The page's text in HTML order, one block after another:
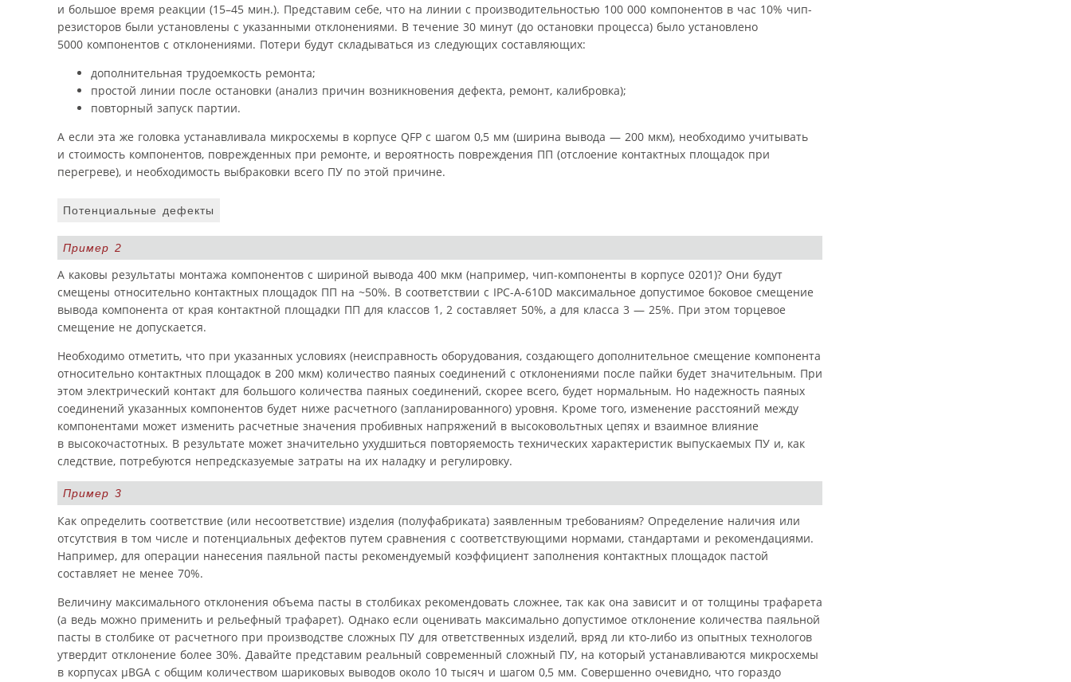
и большое время реакции (15–45 мин.). Представим себе, что на линии с производительностью 100 000 компонентов в час 10% чип-
резисторов были установлены с указанными отклонениями. В течение 30 минут (до остановки процесса) было установлено
5000 компонентов с отклонениями. Потери будут складываться из следующих составляющих:
дополнительная трудоемкость ремонта;
простой линии после остановки (анализ причин возникновения дефекта, ремонт, калибровка);
повторный запуск партии.
А если эта же головка устанавливала микросхемы в корпусе QFP с шагом 0,5 мм (ширина вывода — 200 мкм), необходимо учитывать
и стоимость компонентов, поврежденных при ремонте, и вероятность повреждения ПП (отслоение контактных площадок при
перегреве), и необходимость выбраковки всего ПУ по этой причине.
Потенциальные дефекты
Пример 2
А каковы результаты монтажа компонентов с шириной вывода 400 мкм (например, чип-компоненты в корпусе 0201)? Они будут
смещены относительно контактных площадок ПП на ~50%. В соответствии с IPC-A-610D максимальное допустимое боковое смещение
вывода компонента от края контактной площадки ПП для классов 1, 2 составляет 50%, а для класса 3 — 25%. При этом торцевое
смещение не допускается.
Необходимо отметить, что при указанных условиях (неисправность оборудования, создающего дополнительное смещение компонента
относительно контактных площадок в 200 мкм) количество паяных соединений с отклонениями после пайки будет значительным. При
этом электрический контакт для большого количества паяных соединений, скорее всего, будет нормальным. Но надежность паяных
соединений указанных компонентов будет ниже расчетного (запланированного) уровня. Кроме того, изменение расстояний между
компонентами может изменить расчетные значения пробивных напряжений в высоковольтных цепях и взаимное влияние
в высокочастотных. В результате может значительно ухудшиться повторяемость технических характеристик выпускаемых ПУ и, как
следствие, потребуются непредсказуемые затраты на их наладку и регулировку.
Пример 3
Как определить соответствие (или несоответствие) изделия (полуфабриката) заявленным требованиям? Определение наличия или
отсутствия в том числе и потенциальных дефектов путем сравнения с соответствующими нормами, стандартами и рекомендациями.
Например, для операции нанесения паяльной пасты рекомендуемый коэффициент заполнения контактных площадок пастой
составляет не менее 70%.
Величину максимального отклонения объема пасты в столбиках рекомендовать сложнее, так как она зависит и от толщины трафарета
(а ведь можно применить и рельефный трафарет). Однако если оценивать максимально допустимое отклонение количества паяльной
пасты в столбике от расчетного при производстве сложных ПУ для ответственных изделий, вряд ли кто-либо из опытных технологов
утвердит отклонение более 30%. Давайте представим реальный современный сложный ПУ, на который устанавливаются микросхемы
в корпусах µBGA с общим количеством шариковых выводов около 10 тысяч и шагом 0,5 мм. Совершенно очевидно, что гораздо